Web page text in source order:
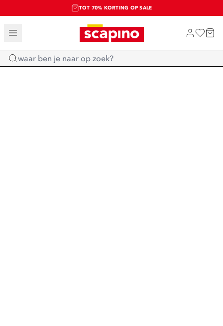
TOT 70% KORTING OP SALE
SALE: LAATSTE KANS!
SHOP NIEUW
Home